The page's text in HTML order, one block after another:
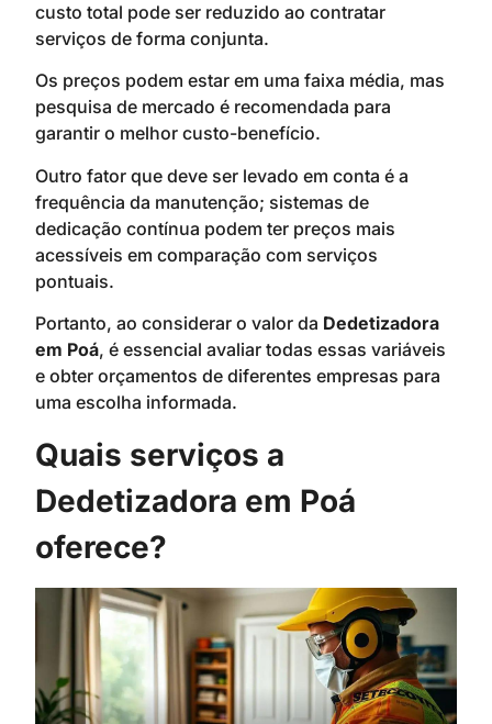
custo total pode ser reduzido ao contratar
serviços de forma conjunta.
Os preços podem estar em uma faixa média, mas
pesquisa de mercado é recomendada para
garantir o melhor custo-benefício.
Outro fator que deve ser levado em conta é a
frequência da manutenção; sistemas de
dedicação contínua podem ter preços mais
acessíveis em comparação com serviços
pontuais.
Portanto, ao considerar o valor da Dedetizadora
em Poá, é essencial avaliar todas essas variáveis
e obter orçamentos de diferentes empresas para
uma escolha informada.
Quais serviços a
Dedetizadora em Poá
oferece?